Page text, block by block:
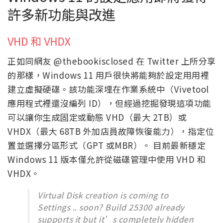
許多新功能與改進
VHD 和 VHDX
正如同網友 @thebookisclosed 在 Twitter 上所分享
的那樣，Windows 11 用戶很快將能夠於設定用用裡
建立虛擬硬碟。該功能深埋在作業系統中（Vivetool
應用程式裡還沒編列 ID），但經過挖掘發現這項功能
可以讓你生成固定或動態 VHD（最大 2TB）或
VHDX（最大 68TB 外加店員故障恢復能力），指定位
置並選擇分區形式（GPT 或MBR）。 目前最新穩定
Windows 11 版本僅允許從磁碟管理中使用 VHD 和
VHDX。
Virtual Disk creation is coming to
Settings .. soon? Build 25300 already
supports it but it’s completely hidden